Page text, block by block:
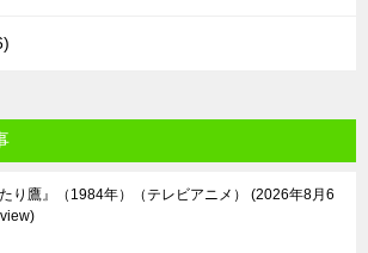
たり鷹』（1984年）（テレビアニメ）
2026年8月6